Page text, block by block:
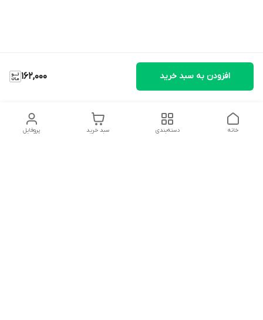
162,000 افزودن به سبد خرید
پروفایل سبد خرید دسته‌بندی خانه